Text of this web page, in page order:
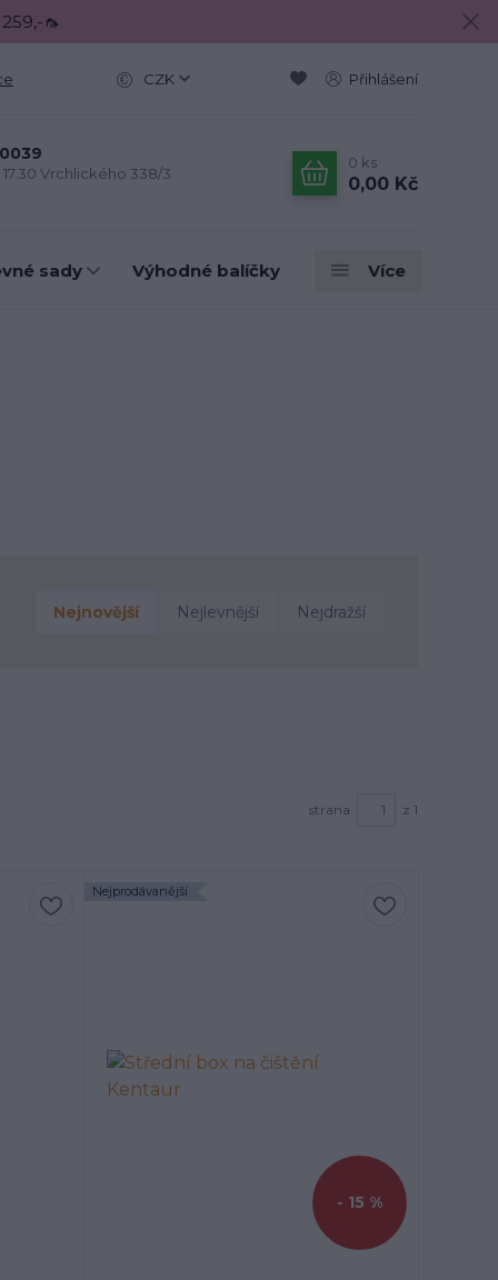
🦟
CZK Přihlášení
17.30 Vrchlického 338/3
0 ks
0,00 Kč
sady Výhodné balíčky Více
Nejnovější Nejlevnější Nejdražší
strana z 1
Nejprodávanější
- 15 %